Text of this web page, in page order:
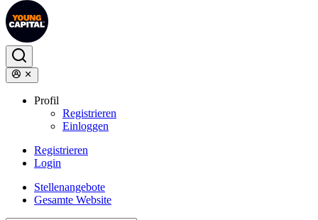
Profil
Registrieren
Einloggen
Registrieren
Login
Stellenangebote
Gesamte Website